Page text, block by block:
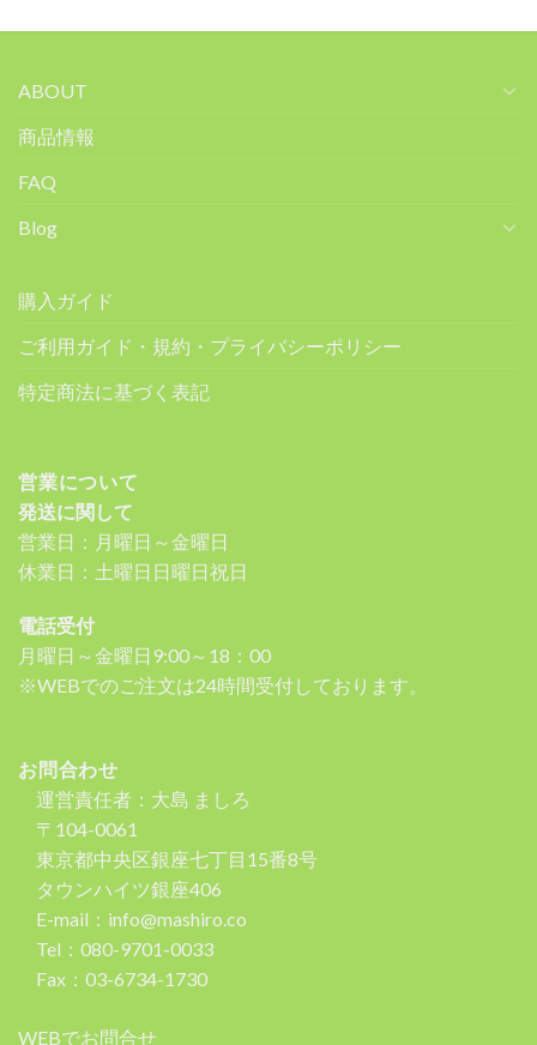
ABOUT
商品情報
FAQ
Blog
購入ガイド
ご利用ガイド・規約・プライバシーポリシー
特定商法に基づく表記
営業について
発送に関して
営業日：月曜日～金曜日
休業日：土曜日日曜日祝日
電話受付
月曜日～金曜日9:00～18：00
※WEBでのご注文は24時間受付しております。
お問合わせ
運営責任者：大島 ましろ
〒104-0061
東京都中央区銀座七丁目15番8号
タウンハイツ銀座406
E-mail：info@mashiro.co
Tel：080-9701-0033
Fax：03-6734-1730
WEBでお問合せ